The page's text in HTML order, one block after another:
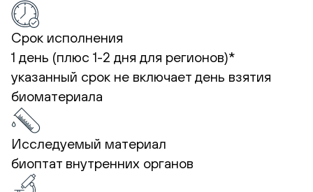
Срок исполнения
1 день (плюс 1-2 дня для регионов)*
указанный срок не включает день взятия
биоматериала
Исследуемый материал
биоптат внутренних органов